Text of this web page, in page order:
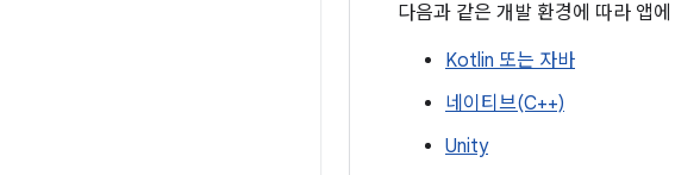
다음과 같은 개발 환경에 따라 앱
Kotlin 또는 자바
네이티브(C++)
Unity